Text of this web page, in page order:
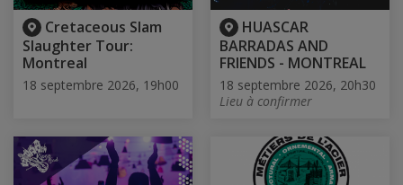
Cretaceous Slam
Slaughter Tour:
Montreal
18 septembre 2026, 19h00
HUASCAR
BARRADAS AND
FRIENDS - MONTREAL
18 septembre 2026, 20h30
Lieu à confirmer